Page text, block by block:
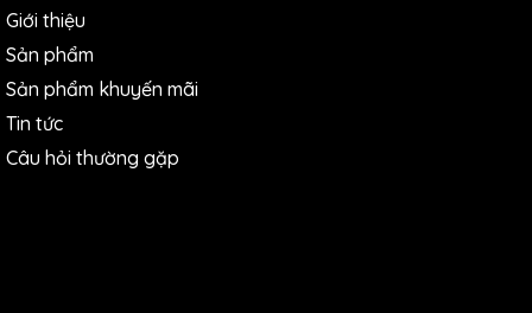
Giới thiệu
Sản phẩm
Sản phẩm khuyến mãi
Tin tức
Câu hỏi thường gặp